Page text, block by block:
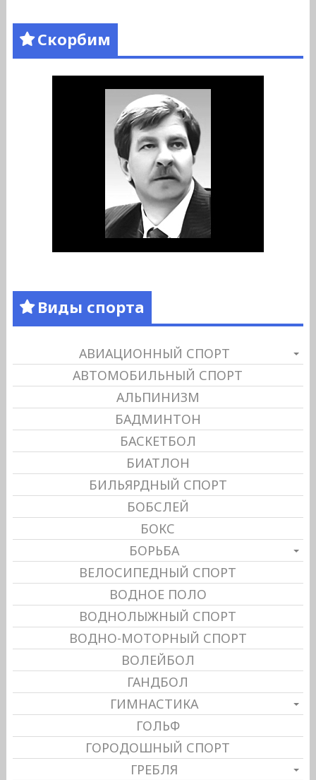
Скорбим
Виды спорта
АВИАЦИОННЫЙ СПОРТ
АВТОМОБИЛЬНЫЙ СПОРТ
АЛЬПИНИЗМ
БАДМИНТОН
БАСКЕТБОЛ
БИАТЛОН
БИЛЬЯРДНЫЙ СПОРТ
БОБСЛЕЙ
БОКС
БОРЬБА
ВЕЛОСИПЕДНЫЙ СПОРТ
ВОДНОЕ ПОЛО
ВОДНОЛЫЖНЫЙ СПОРТ
ВОДНО-МОТОРНЫЙ СПОРТ
ВОЛЕЙБОЛ
ГАНДБОЛ
ГИМНАСТИКА
ГОЛЬФ
ГОРОДОШНЫЙ СПОРТ
ГРЕБЛЯ